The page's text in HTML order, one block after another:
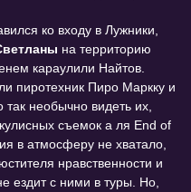
ко входу в Лужники,
на территорию
караулили Найтов.
пиротехник Пиро Маркку и
необычно видеть их,
съемок а ля End of
в атмосферу не хватало,
нравственности и
ездит с ними в туры. Но,